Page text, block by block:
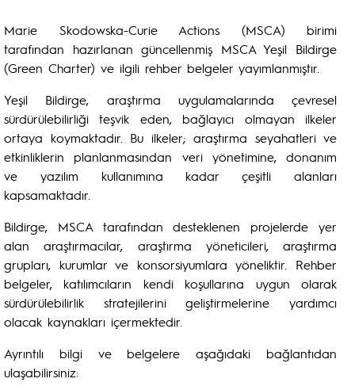
Marie Skodowska-Curie Actions (MSCA) birimi
tarafından hazırlanan güncellenmiş MSCA Yeşil Bildirge
(Green Charter) ve ilgili rehber belgeler yayımlanmıştır.
Yeşil Bildirge, araştırma uygulamalarında çevresel
sürdürülebilirliği teşvik eden, bağlayıcı olmayan ilkeler
ortaya koymaktadır. Bu ilkeler; araştırma seyahatleri ve
etkinliklerin planlanmasından veri yönetimine, donanım
ve yazılım kullanımına kadar çeşitli alanları
kapsamaktadır.
Bildirge, MSCA tarafından desteklenen projelerde yer
alan araştırmacılar, araştırma yöneticileri, araştırma
grupları, kurumlar ve konsorsiyumlara yöneliktir. Rehber
belgeler, katılımcıların kendi koşullarına uygun olarak
sürdürülebilirlik stratejilerini geliştirmelerine yardımcı
olacak kaynakları içermektedir.
Ayrıntılı bilgi ve belgelere aşağıdaki bağlantıdan
ulaşabilirsiniz: